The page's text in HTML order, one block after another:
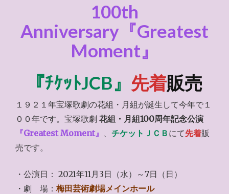
100th
Anniversary『Greatest
Moment』
『ﾁｹｯﾄJCB』 先着販売
１９２１年宝塚歌劇の花組・月組が誕生して今年で１
００年です。宝塚歌劇 花組・月組100周年記念公演
『Greatest Moment』 、 チケットＪＣＢ にて先着販
売です。
・公演日： 2021年11月3日（水）～7日（日）
・劇 場： 梅田芸術劇場メインホール